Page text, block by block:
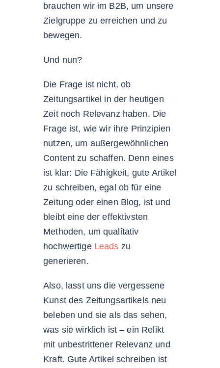
brauchen wir im B2B, um unsere
Zielgruppe zu erreichen und zu
bewegen.
Und nun?
Die Frage ist nicht, ob
Zeitungsartikel in der heutigen
Zeit noch Relevanz haben. Die
Frage ist, wie wir ihre Prinzipien
nutzen, um außergewöhnlichen
Content zu schaffen. Denn eines
ist klar: Die Fähigkeit, gute Artikel
zu schreiben, egal ob für eine
Zeitung oder einen Blog, ist und
bleibt eine der effektivsten
Methoden, um qualitativ
hochwertige Leads zu
generieren.
Also, lasst uns die vergessene
Kunst des Zeitungsartikels neu
beleben und sie als das sehen,
was sie wirklich ist – ein Relikt
mit unbestrittener Relevanz und
Kraft. Gute Artikel schreiben ist